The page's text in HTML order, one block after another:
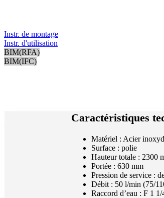
Instr. de montage
Instr. d'utilisation
BIM(RFA)
BIM(IFC)
Caractéristiques
Matériel : Acier
Surface : polie
Hauteur totale : 2300
Portée : 630 mm
Pression de service :
Débit : 50 l/min (75/
Raccord d’eau : F 1 1/